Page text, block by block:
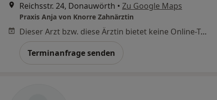
Reichsstr. 24, Donauwörth • Zu Google Maps
Praxis Anja von Knorre Zahnärztin
Dieser Arzt bzw. diese Ärztin bietet keine Online-Terminbuchung an diesem Standort an.
Terminanfrage senden